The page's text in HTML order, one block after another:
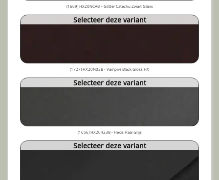
(1669) HX20NCAB – Glitter Catechu Zwart Glans
Selecteer deze variant
(1727) HX20N03B - Vampire Black Gloss HX
Selecteer deze variant
(1656) HX20423B - Hexis Haai Grijs
Selecteer deze variant